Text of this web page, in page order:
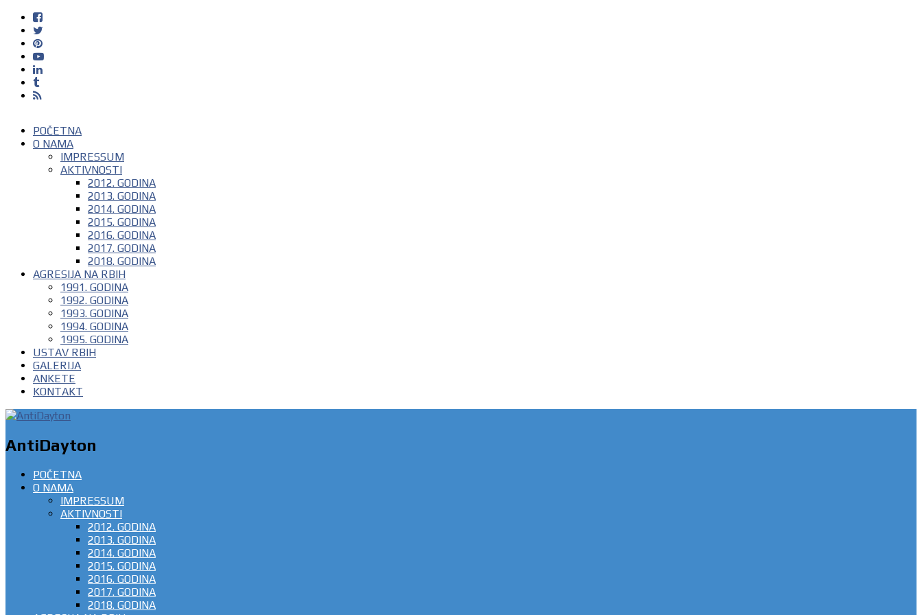
POČETNA
O NAMA
IMPRESSUM
AKTIVNOSTI
2012. GODINA
2013. GODINA
2014. GODINA
2015. GODINA
2016. GODINA
2017. GODINA
2018. GODINA
AGRESIJA NA RBIH
1991. GODINA
1992. GODINA
1993. GODINA
1994. GODINA
1995. GODINA
USTAV RBIH
GALERIJA
ANKETE
KONTAKT
AntiDayton
POČETNA
O NAMA
IMPRESSUM
AKTIVNOSTI
2012. GODINA
2013. GODINA
2014. GODINA
2015. GODINA
2016. GODINA
2017. GODINA
2018. GODINA